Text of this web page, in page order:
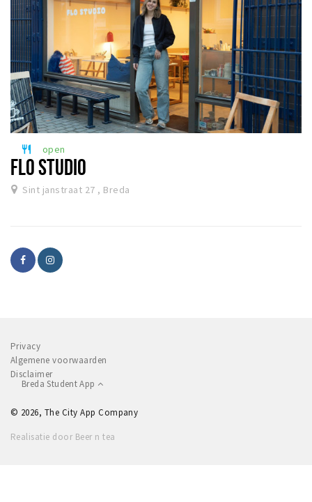
restaurant open
FLO STUDIO
Sint janstraat 27 , Breda
Privacy
Algemene voorwaarden
Disclaimer
Breda Student App
© 2026, The City App Company
Realisatie door Beer n tea